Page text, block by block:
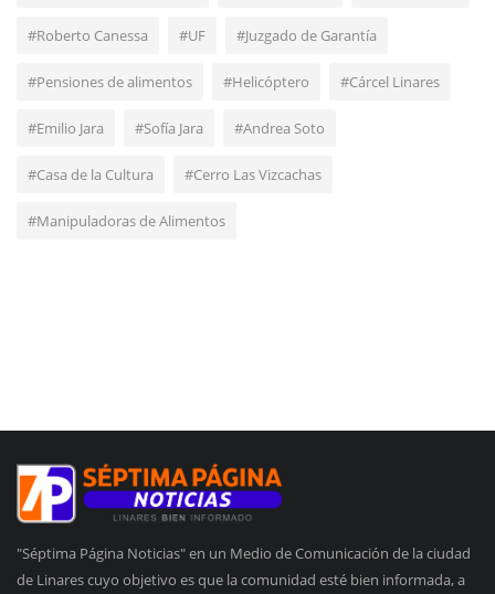
#Roberto Canessa #UF #Juzgado de Garantía
#Pensiones de alimentos #Helicóptero #Cárcel Linares
#Emilio Jara #Sofía Jara #Andrea Soto
#Casa de la Cultura #Cerro Las Vizcachas
#Manipuladoras de Alimentos
"Séptima Página Noticias" en un Medio de Comunicación de la ciudad
de Linares cuyo objetivo es que la comunidad esté bien informada, a